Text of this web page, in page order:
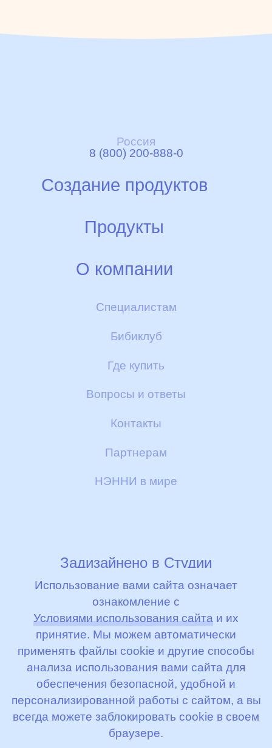
Использование вами сайта означает
ознакомление с
Условиями использования сайта и их
принятие. Мы можем автоматически
применять файлы cookie и другие способы
анализа использования вами сайта для
обеспечения безопасной, удобной и
персонализированной работы с сайтом, а вы
всегда можете заблокировать cookie в своем
браузере.
Россия
8 (800) 200-888-0
Создание продуктов
Идея
Контроль качества
Продукты
Смеси НЭННИ
О компании
Гарантии качества
Скидки и бонусы
Доставка и оплата
Сертификаты
Отзывы
Специалистам
Бибиклуб
Где купить
Вопросы и ответы
Контакты
Партнерам
НЭННИ в мире
Задизайнено в Студии
Артемия Лебедева
© 2000 - 2026, ООО «Бибиколь Рус»
Условия использования сайта
Условия соглашения